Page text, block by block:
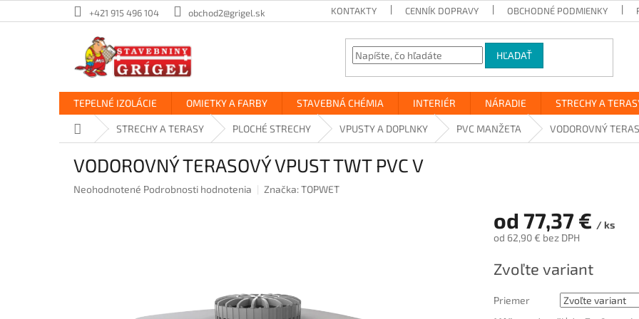
na
+421 915 496 104 obchod2@grigel.sk KONTAKTY CENNÍK DOPRAVY OBCHODNÉ PODMIENKY
HĽADAŤ
TEPELNÉ IZOLÁCIE OMIETKY A FARBY STAVEBNÁ CHÉMIA INTERIÉR NÁRADIE STRECHY A
DomovSTRECHY A TERASY PLOCHÉ STRECHY VPUSTY A DOPLNKY PVC MANŽETA VODOROVNÝ
VODOROVNÝ TERASOVÝ VPUST TWT PVC V
Priemerné
Neohodnotené Podrobnosti hodnotenia Značka:TOPWET
od 77,37 € / ks
od 62,90 € bez DPH
cena:
Zvoľte variant
Priemer